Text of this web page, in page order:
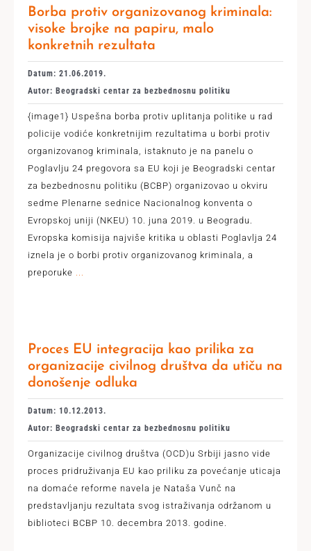
Borba protiv organizovanog kriminala:
visoke brojke na papiru, malo
konkretnih rezultata
Datum: 21.06.2019.
Autor: Beogradski centar za bezbednosnu politiku
{image1} Uspešna borba protiv uplitanja politike u rad
policije vodiće konkretnijim rezultatima u borbi protiv
organizovanog kriminala, istaknuto je na panelu o
Poglavlju 24 pregovora sa EU koji je Beogradski centar
za bezbednosnu politiku (BCBP) organizovao u okviru
sedme Plenarne sednice Nacionalnog konventa o
Evropskoj uniji (NKEU) 10. juna 2019. u Beogradu.
Evropska komisija najviše kritika u oblasti Poglavlja 24
iznela je o borbi protiv organizovanog kriminala, a
preporuke
Proces EU integracija kao prilika za
organizacije civilnog društva da utiču na
donošenje odluka
Datum: 10.12.2013.
Autor: Beogradski centar za bezbednosnu politiku
Organizacije civilnog društva (OCD)u Srbiji jasno vide
proces pridruživanja EU kao priliku za povećanje uticaja
na domaće reforme navela je Nataša Vunč na
predstavljanju rezultata svog istraživanja održanom u
biblioteci BCBP 10. decembra 2013. godine.